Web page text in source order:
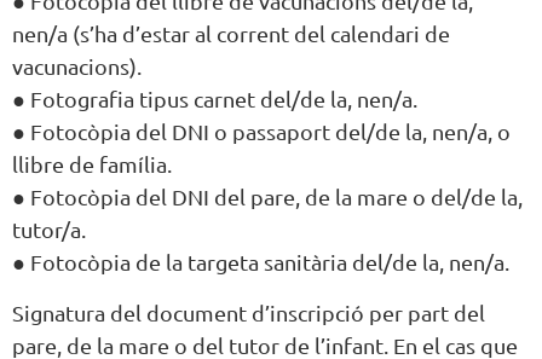
nen/a (s’ha d’estar al corrent del calendari de
vacunacions).
● Fotografia tipus carnet del/de la, nen/a.
● Fotocòpia del DNI o passaport del/de la, nen/a, o
llibre de família.
● Fotocòpia del DNI del pare, de la mare o del/de la,
tutor/a.
● Fotocòpia de la targeta sanitària del/de la, nen/a.
Signatura del document d’inscripció per part del
pare, de la mare o del tutor de l’infant. En el cas que